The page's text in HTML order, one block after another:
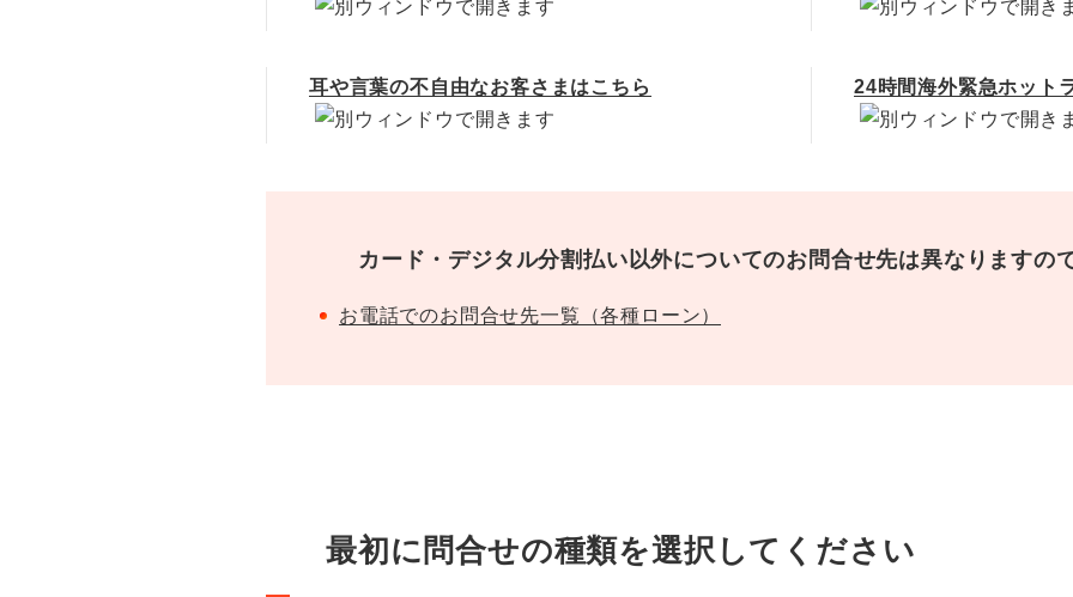
耳や言葉の不自由なお客さまはこちら 24時間海外緊急ホット
カード・デジタル分割払い以外についてのお問合せ先は異なりますの
お電話でのお問合せ先一覧（各種ローン）
最初に問合せの種類を選択してください